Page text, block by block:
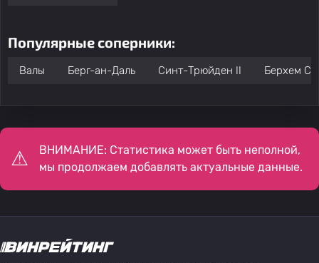
Популярные соперники:
Валы Берг-ан-Даль Синт-Трюйден II Берхем
ВНИМАНИЕ: Статистика может быть неполной,
мы продолжаем добавлять актуальные данные.